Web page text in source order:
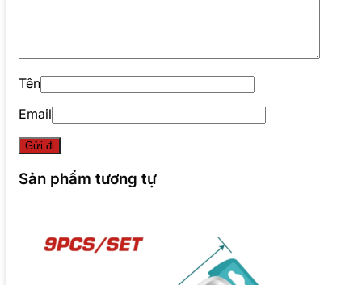
Tên
Email
Sản phẩm tương tự